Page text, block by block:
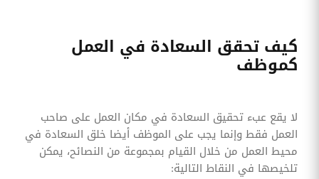
كيف تحقق السعادة في العمل
كموظف
لا يقع عبء تحقيق السعادة في مكان العمل على صاحب
العمل فقط وإنما يجب على الموظف أيضا خلق السعادة في
محيط العمل من خلال القيام بمجموعة من النصائح، يمكن
تلخيصها في النقاط التالية: